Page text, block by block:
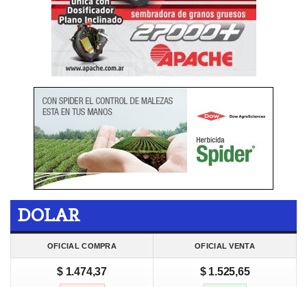
DOLAR
OFICIAL COMPRA OFICIAL VENTA
$ 1.474,37 $ 1.525,65